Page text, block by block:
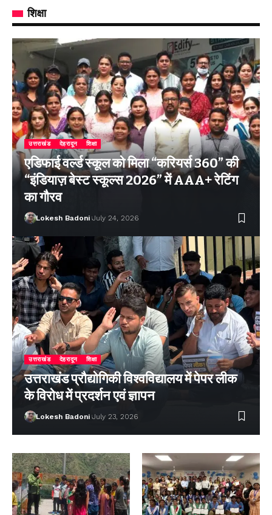
शिक्षा
उत्तराखंड देहरादून शिक्षा
एडिफाई वर्ल्ड स्कूल को मिला “करियर्स 360” की
“इंडियाज़ बेस्ट स्कूल्स 2026” में AAA+ रेटिंग
का गौरव
Lokesh Badoni July 24, 2026
उत्तराखंड देहरादून शिक्षा
उत्तराखंड प्रौद्योगिकी विश्वविद्यालय में पेपर लीक
के विरोध में प्रदर्शन एवं ज्ञापन
Lokesh Badoni July 23, 2026